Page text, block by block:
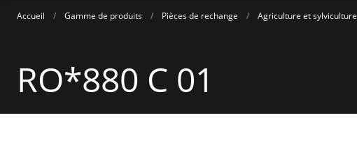
Accueil Gamme de produits Pièces de rechange Agriculture et sylviculture
RO*880 C 01